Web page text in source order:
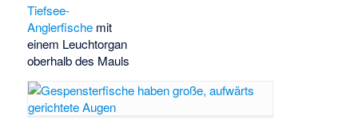
Tiefsee-
Anglerfische mit
einem Leuchtorgan
oberhalb des Mauls